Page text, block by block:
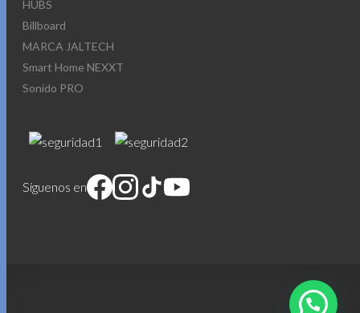
HUBS
Billboard
MARCA JALTECH
Smart Home NEXXT
Sonido PRO
Síguenos en